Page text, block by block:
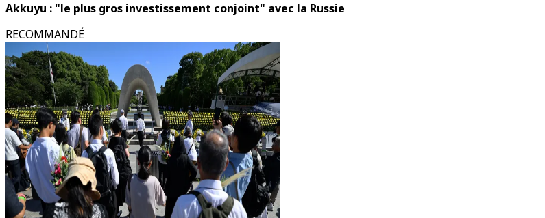
Akkuyu : "le plus gros investissement conjoint" avec la Russie
RECOMMANDÉ